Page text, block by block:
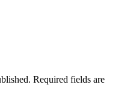
Required fields are